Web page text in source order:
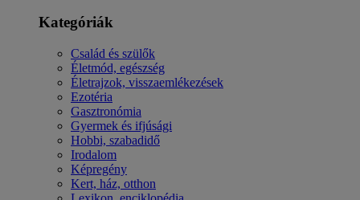
Kategóriák
Család és szülők
Életmód, egészség
Életrajzok, visszaemlékezések
Ezotéria
Gasztronómia
Gyermek és ifjúsági
Hobbi, szabadidő
Irodalom
Képregény
Kert, ház, otthon